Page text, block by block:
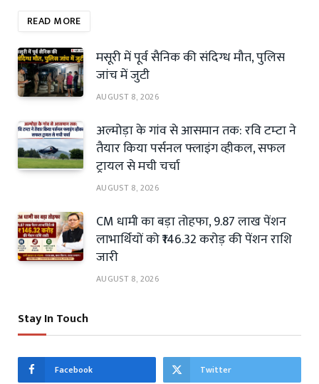
READ MORE
मसूरी में पूर्व सैनिक की संदिग्ध मौत, पुलिस
जांच में जुटी
AUGUST 8, 2026
अल्मोड़ा के गांव से आसमान तक: रवि टम्टा ने
तैयार किया पर्सनल फ्लाइंग व्हीकल, सफल
ट्रायल से मची चर्चा
AUGUST 8, 2026
CM धामी का बड़ा तोहफा, 9.87 लाख पेंशन
लाभार्थियों को ₹146.32 करोड़ की पेंशन राशि
जारी
AUGUST 8, 2026
Stay In Touch
Facebook Twitter